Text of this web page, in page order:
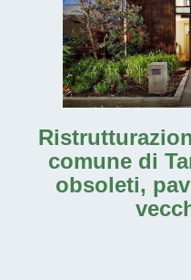
comune di
obsoleti,